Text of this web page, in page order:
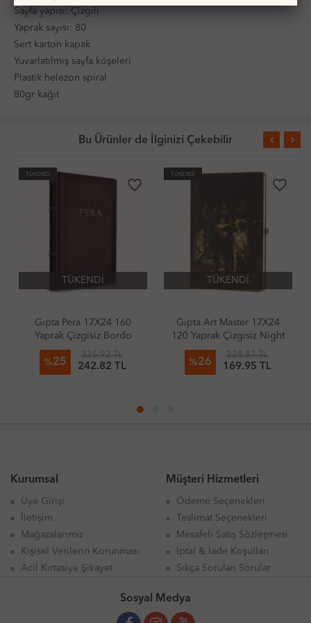
Sayfa yapısı: Çizgili
Yaprak sayısı: 80
Sert karton kapak
Yuvarlatılmış sayfa köşeleri
Plastik helezon spiral
80gr kağıt
Bu Ürünler de İlginizi Çekebilir
favorite_border
TÜKENDİ
favorite_border
Gıpta Art Master 17X24
120 Yaprak Çizgisiz Night
Watch
% 26 169.95 TL
TÜKENDİ
Lügat 365 Lastikli
13X21 80 Yaprak
Hemdem
%3
Kurumsal
Üye Girişi
İletişim
Mağazalarımız
Kişisel Verilerin Korunması
Acil Kırtasiye Şikayet
Müşteri Hizmetleri
Ödeme Seçenekleri
Teslimat Seçenekleri
Mesafeli Satış Sözleşmesi
İptal & İade Koşulları
Sıkça Sorulan Sorular
Sosyal Medya